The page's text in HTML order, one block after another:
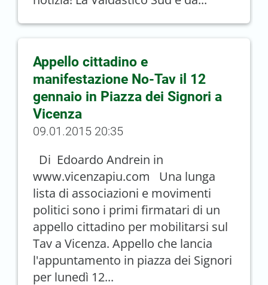
Appello cittadino e
manifestazione No-Tav il 12
gennaio in Piazza dei Signori a
Vicenza
09.01.2015 20:35
Di Edoardo Andrein in
www.vicenzapiu.com Una lunga
lista di associazioni e movimenti
politici sono i primi firmatari di un
appello cittadino per mobilitarsi sul
Tav a Vicenza. Appello che lancia
l'appuntamento in piazza dei Signori
per lunedì 12...